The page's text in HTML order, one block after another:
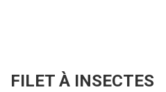
FILET À INSECTES